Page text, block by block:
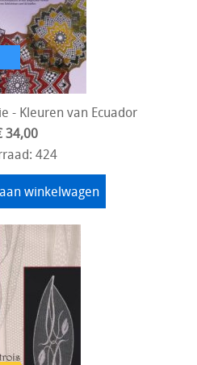
- Kleuren van Ecuador
34,00
424
winkelwagen